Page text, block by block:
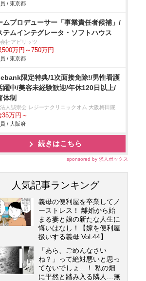
/ 東京都
ムプロデューサー「事業責任者候補」/
テムインテグレータ・ソフトハウス
社アピリッツ
500万円～750万円
/ 東京都
限定特典/1次面接免除!/男性看護
躍中/美容未経験歓迎/年休120日以上/
体制
人誠崇会 レジーナクリニックオム 大阪梅田院
35万円～
/ 大阪府
続きはこちら
sponsored by 求人ボックス
人気記事ランキング
義母の便利屋を卒業してノ
ーストレス！ 離婚から始
まる妻と娘の新たな人生に
悔いはなし！【嫁を便利屋
扱いする義母 Vol.44】
「あら、ごめんなさい
ね？」って絶対悪いと思っ
てないでしょ…！ 私の畑
に平然と踏み入る隣人…無